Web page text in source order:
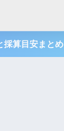
採算目安まとめ